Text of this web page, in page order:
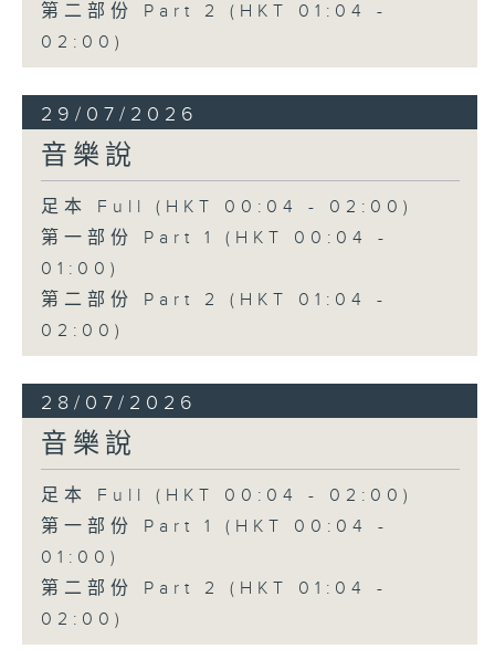
第二部份 Part 2 (HKT 01:04 -
02:00)
29/07/2026
音樂說
足本 Full (HKT 00:04 - 02:00)
第一部份 Part 1 (HKT 00:04 -
01:00)
第二部份 Part 2 (HKT 01:04 -
02:00)
28/07/2026
音樂說
足本 Full (HKT 00:04 - 02:00)
第一部份 Part 1 (HKT 00:04 -
01:00)
第二部份 Part 2 (HKT 01:04 -
02:00)